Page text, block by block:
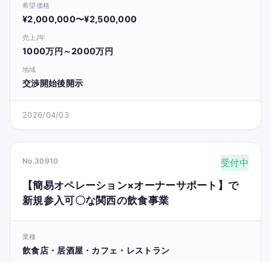
希望価格
¥2,000,000〜¥2,500,000
売上/年
1000万円～2000万円
地域
交渉開始後開示
2026/04/03
No.30910 受付中
【簡易オペレーション×オーナーサポート】で
新規参入可〇な関西の飲食事業
業種
飲食店・居酒屋・カフェ・レストラン